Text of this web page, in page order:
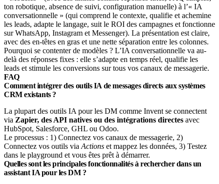
Pourquoi se contenter de modèles ? L’IA conversationnelle va au-
delà des réponses fixes : elle s’adapte en temps réel, qualifie les
leads et stimule les conversions sur tous vos canaux de messagerie.
FAQ
Comment intégrer des outils IA de messages directs aux systèmes
CRM existants ?
La plupart des outils IA pour les DM comme Invent se connectent
via Zapier, des API natives ou des intégrations directes avec
HubSpot, Salesforce, GHL ou Odoo.
Le processus : 1) Connectez vos canaux de messagerie, 2)
Connectez vos outils via Actions et mappez les données, 3) Testez
dans le playground et vous êtes prêt à démarrer.
Quelles sont les principales fonctionnalités à rechercher dans un
assistant IA pour les DM ?